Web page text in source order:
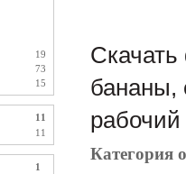
19
73
15
11
11
1
бананы,
рабочий
Категория